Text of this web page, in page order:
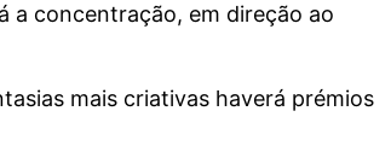
a concentração, em direção ao
mais criativas haverá prémios